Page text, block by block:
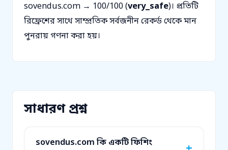
sovendus.com → 100/100 (very_safe)। প্রতিটি
রিফ্রেশের সাথে সাম্প্রতিক সর্বজনীন রেকর্ড থেকে মান
পুনরায় গণনা করা হয়।
সাধারণ প্রশ্ন
sovendus.com কি একটি ফিশিং